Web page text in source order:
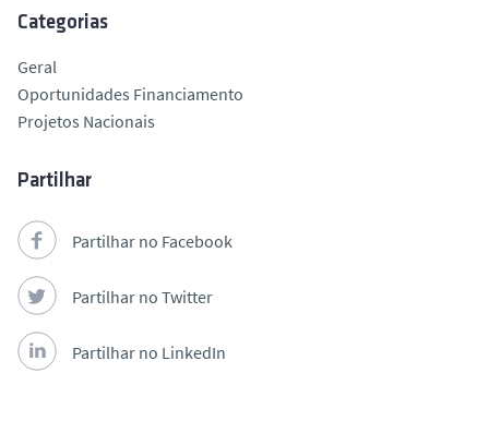
Categorias
Geral
Oportunidades Financiamento
Projetos Nacionais
Partilhar
Partilhar no Facebook
Partilhar no Twitter
Partilhar no LinkedIn